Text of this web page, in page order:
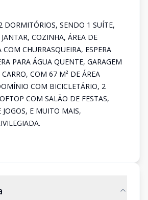
DORMITÓRIOS, SENDO 1 SUÍTE,
COZINHA, ÁREA DE
COM CHURRASQUEIRA, ESPERA
PARA ÁGUA QUENTE, GARAGEM
COM 67 M² DE ÁREA
COM BICICLETÁRIO, 2
COM SALÃO DE FESTAS,
JOGOS, E MUITO MAIS,